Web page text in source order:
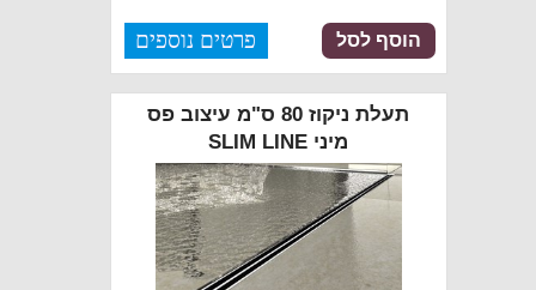
פרטים נוספים הוסף לסל
תעלת ניקוז 80 ס"מ עיצוב פס
מיני SLIM LINE